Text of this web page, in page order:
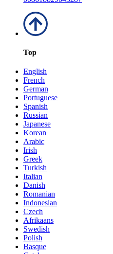
Top
English
French
German
Portuguese
Spanish
Russian
Japanese
Korean
Arabic
Irish
Greek
Turkish
Italian
Danish
Romanian
Indonesian
Czech
Afrikaans
Swedish
Polish
Basque